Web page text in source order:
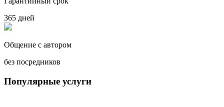
365 дней
Общение с автором
без посредников
Популярные услуги